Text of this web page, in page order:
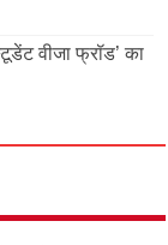
वीजा फ्रॉड’ का